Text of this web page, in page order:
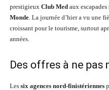
prestigieux Club Med aux
Monde. La journée d’hier a vu une
croissant pour le tourisme, surtout
années.
Des offres à ne pas
Les six agences nord-finistériennes